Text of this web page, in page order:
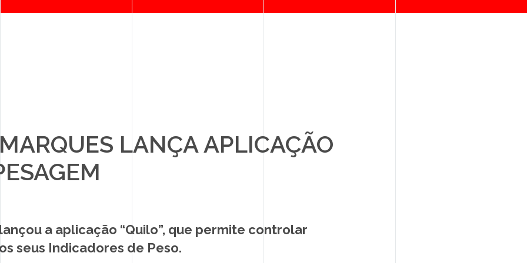
PARCEIROS
NOTÍCIAS
RECRUTAMENTO
LANÇA APLICAÇÃO
a aplicação “Quilo”, que permite controlar
seus Indicadores de Peso.